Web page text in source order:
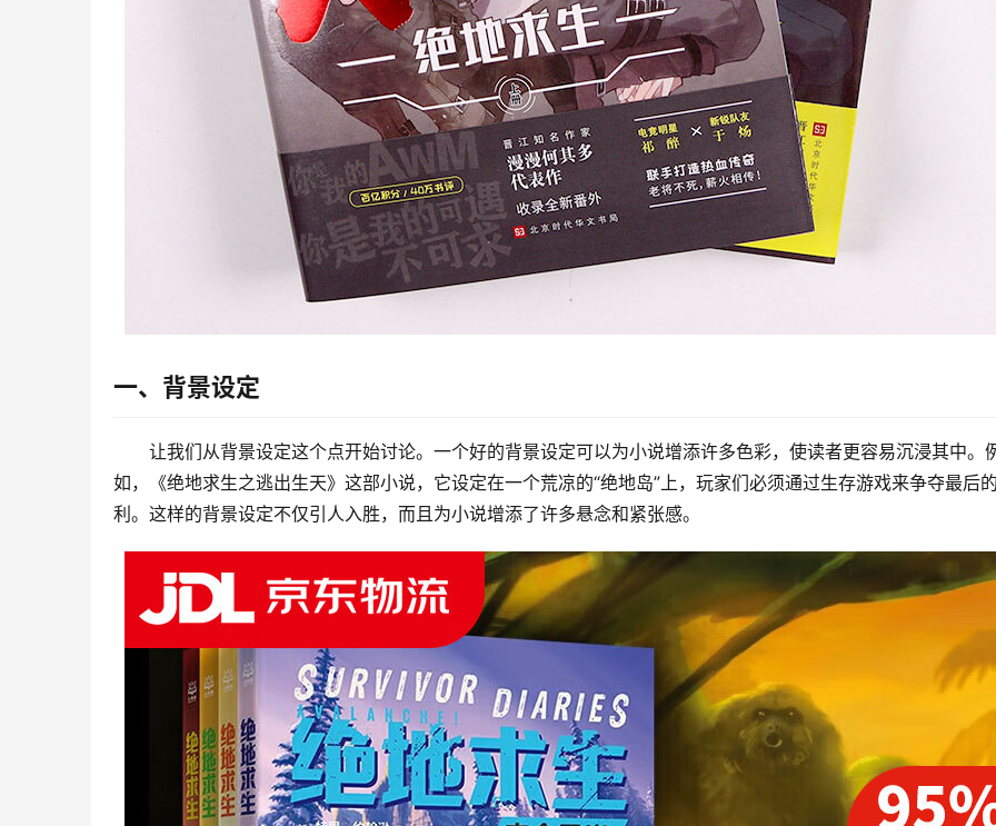
一、背景设定
让我们从背景设定这个点开始讨论。一个好的背景设定可以为小说增添许多色彩，使读者更容易沉浸其中。
如，《绝地求生之逃出生天》这部小说，它设定在一个荒凉的“绝地岛”上，玩家们必须通过生存游戏来争夺最后
利。这样的背景设定不仅引人入胜，而且为小说增添了许多悬念和紧张感。